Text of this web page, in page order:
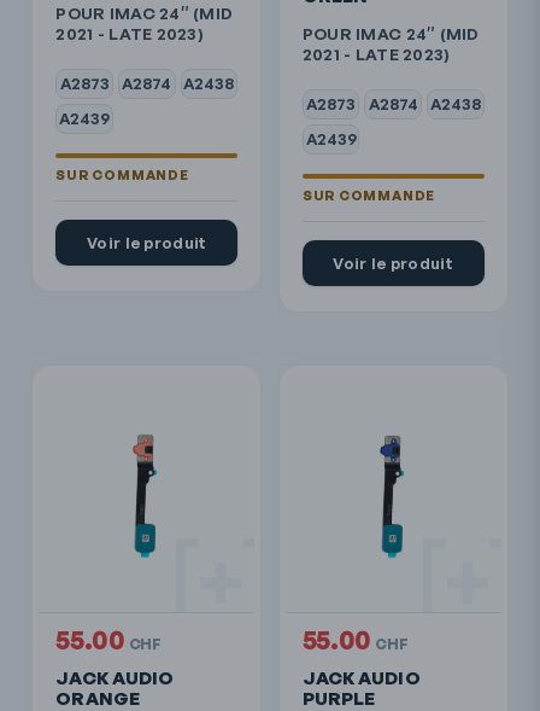
POUR IMAC 24″ (MID
2021 - LATE 2023)
A2873 A2874
A2438
A2439
Voir le produit
POUR IMAC 24″ (MID
2021 - LATE 2023)
A2873 A2874
A2438
A2439
Voir le produit
JACK AUDIO
ORANGE
55.00 CHF
JACK AUDIO
PURPLE
55.00 CHF